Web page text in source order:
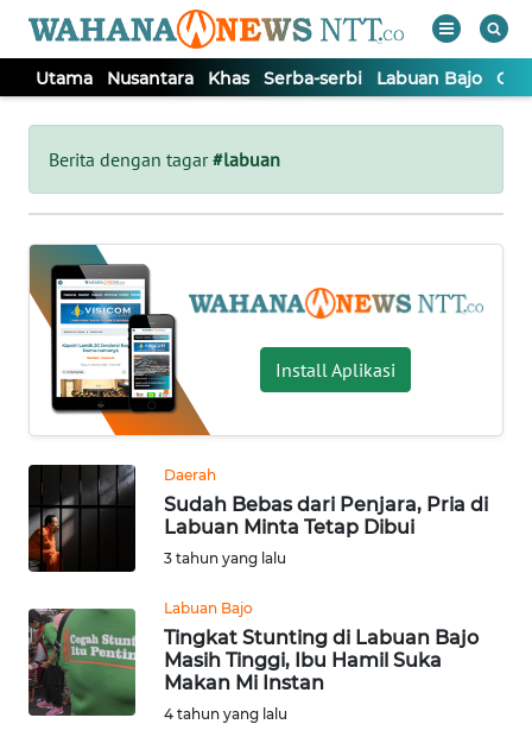
Utama Nusantara Khas Serba-serbi Labuan Bajo
Berita dengan tagar#labuan
Install Aplikasi
Daerah
Sudah Bebas dari Penjara, Pria di
Labuan Minta Tetap Dibui
3 tahun yang lalu
Labuan Bajo
Tingkat Stunting di Labuan Bajo
Masih Tinggi, Ibu Hamil Suka
Makan Mi Instan
4 tahun yang lalu
Tutup
UTAMA
NUSANTARA
KHAS
SERBA-
SERBI
LABUAN
BAJO
OPINI
Informasi
INDEKS